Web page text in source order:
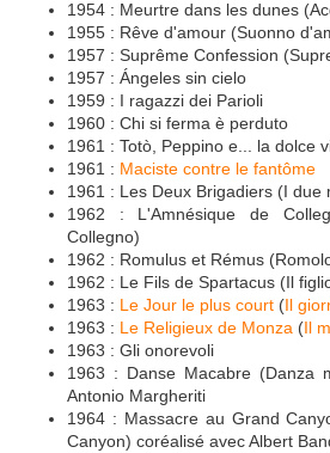
1954 : Meurtre dans les dunes
1955 : Rêve d'amour (Suonno
1957 : Suprême Confession
1957 : Ángeles sin cielo
1959 : I ragazzi dei Parioli
1960 : Chi si ferma è perduto
1961 : Totò, Peppino e... la dolce
1961 : Maciste contre le fantôme
1961 : Les Deux Brigadiers (I due
1962 : L'Amnésique de
Collegno)
1962 : Romulus et Rémus
1962 : Le Fils de Spartacus (Il
1963 : Le Jour le plus court (Il
1963 : Le Religieux de Monza (Il
1963 : Gli onorevoli
1963 : Danse Macabre (Danza
Antonio Margheriti
1964 : Massacre au Grand
Canyon) coréalisé avec Albert